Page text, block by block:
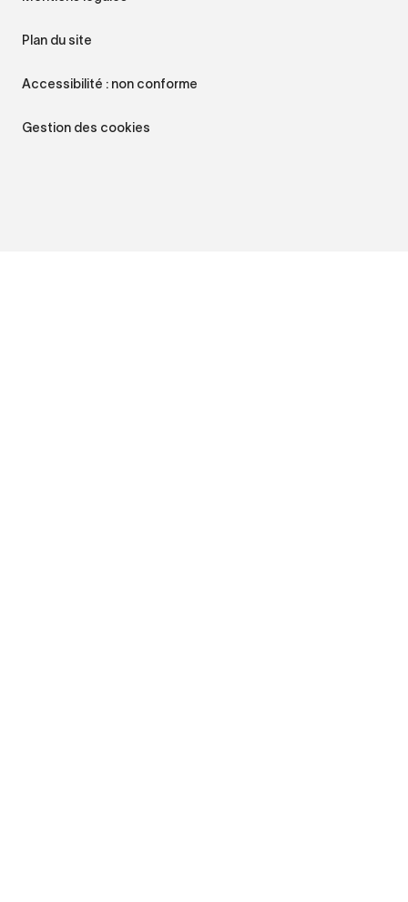
Plan du site
Accessibilité : non conforme
Gestion des cookies